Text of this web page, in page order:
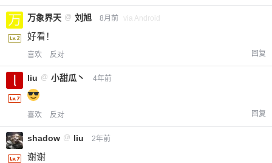
万象界天 @ 刘旭 8月前 via Android
好看！
喜欢 反对 回复
liu @ 小甜瓜丶 4年前
喜欢 反对 回复
shadow @ liu 2年前
谢谢